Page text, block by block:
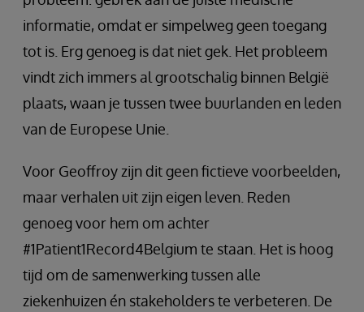
informatie, omdat er simpelweg geen toegang
tot is. Erg genoeg is dat niet gek. Het probleem
vindt zich immers al grootschalig binnen België
plaats, waan je tussen twee buurlanden en leden
van de Europese Unie.
Voor Geoffroy zijn dit geen fictieve voorbeelden,
maar verhalen uit zijn eigen leven. Reden
genoeg voor hem om achter
#1Patient1Record4Belgium te staan. Het is hoog
tijd om de samenwerking tussen alle
ziekenhuizen én stakeholders te verbeteren. De